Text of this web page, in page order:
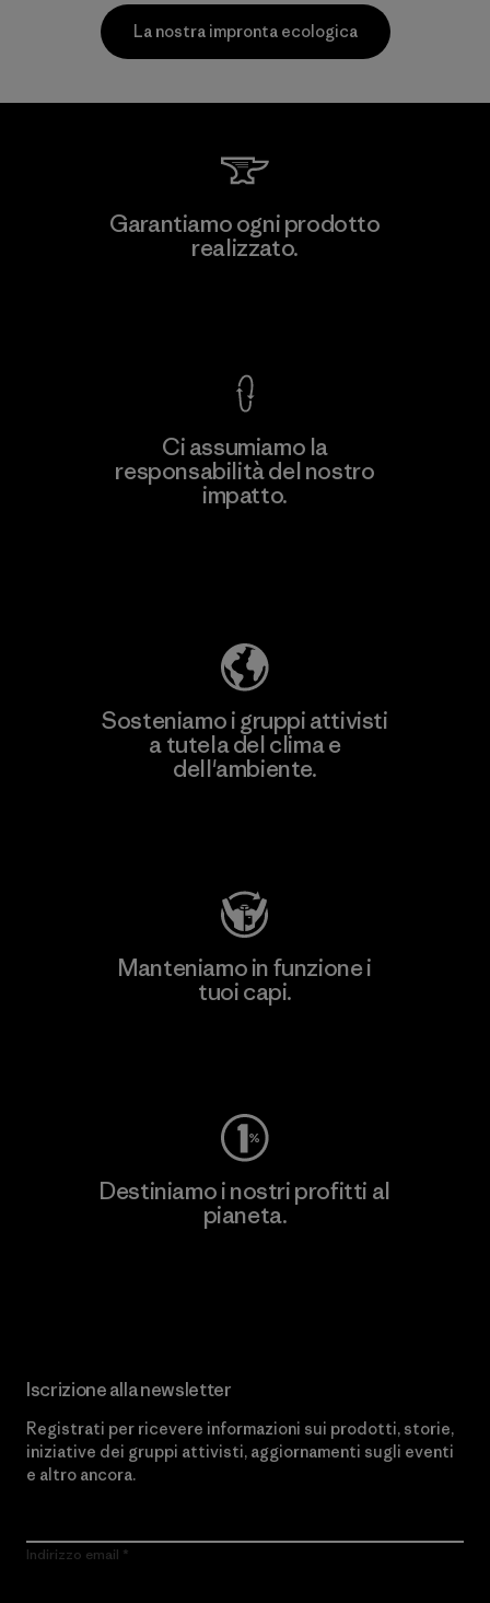
Scopri di più
Kwang Viet Garment Co., Ltd
La nostra impronta ecologica
Garantiamo ogni prodotto
realizzato.
Ci assumiamo la
responsabilità del nostro
impatto.
Sosteniamo i gruppi attivisti
a tutela del clima e
dell'ambiente.
Manteniamo in funzione i
tuoi capi.
Destiniamo i nostri profitti al
pianeta.
Iscrizione alla newsletter
Registrati per ricevere informazioni sui prodotti, storie,
iniziative dei gruppi attivisti, aggiornamenti sugli eventi
e altro ancora.
Indirizzo email